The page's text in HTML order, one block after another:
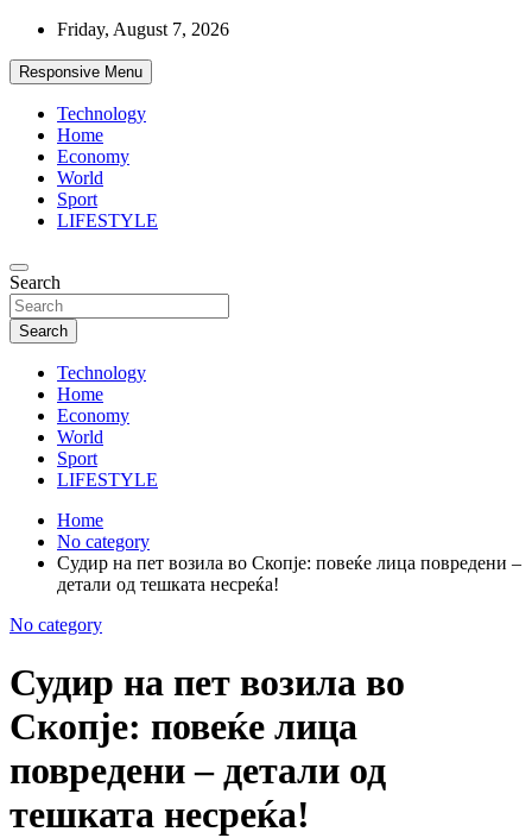
Skip
content
Friday, August 7, 2026
Responsive Menu
Technology
Home
Economy
World
Sport
LIFESTYLE
d7-news.com
News
Search
Search
Technology
Home
Economy
World
Sport
LIFESTYLE
Home
No category
Судир на пет возила во Скопје: повеќе лица повредени –
детали од тешката несреќа!
No category
Судир на пет возила во
Скопје: повеќе лица
повредени – детали од
тешката несреќа!